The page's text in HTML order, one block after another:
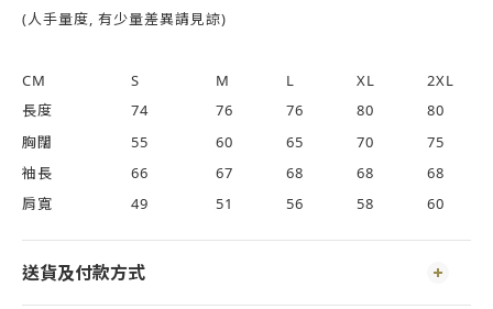
(人手量度, 有少量差異請見諒)
CM S M L XL
2XL
長度
74 76 76 80
80
胸闊
55 60 65 70
75
袖長
66 67 68 68
68
肩寬
49 51 56 58 60
送貨及付款方式